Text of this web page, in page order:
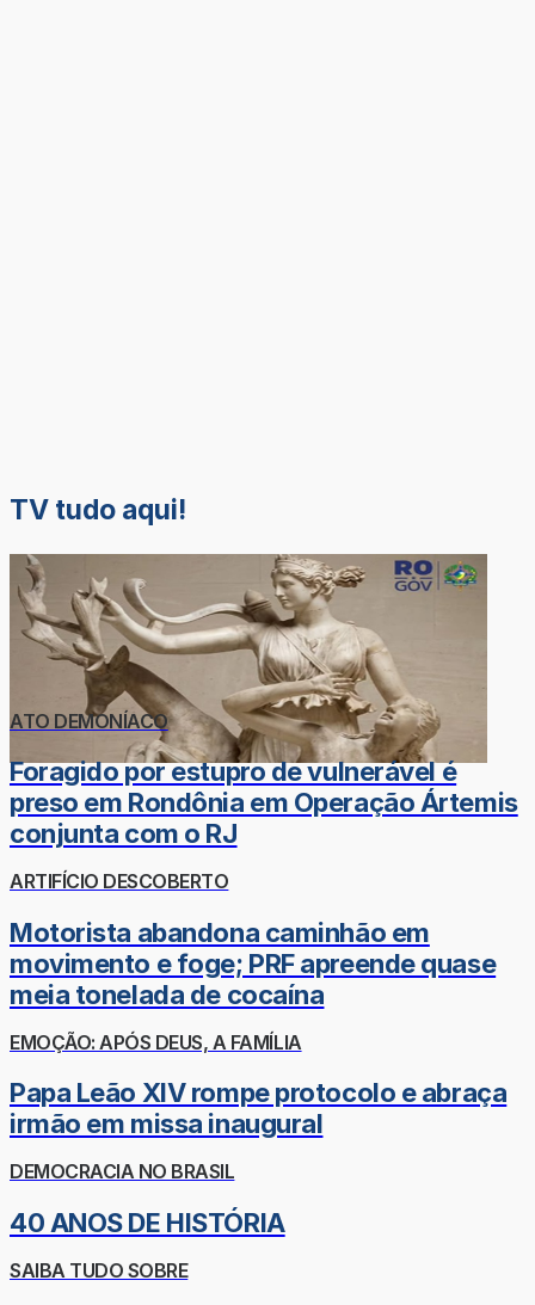
TV tudo aqui!
ATO DEMONÍACO
Foragido por estupro de vulnerável é
preso em Rondônia em Operação Ártemis
conjunta com o RJ
ARTIFÍCIO DESCOBERTO
Motorista abandona caminhão em
movimento e foge; PRF apreende quase
meia tonelada de cocaína
EMOÇÃO: APÓS DEUS, A FAMÍLIA
Papa Leão XIV rompe protocolo e abraça
irmão em missa inaugural
DEMOCRACIA NO BRASIL
40 ANOS DE HISTÓRIA
SAIBA TUDO SOBRE